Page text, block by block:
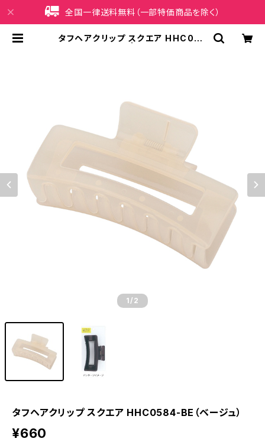
全国一律送料無料（一部特価商品を除く）
タフヘアクリップ スクエア HHC058
1 /2
タフヘアクリップ スクエア HHC0584-BE（ベージュ）
¥660